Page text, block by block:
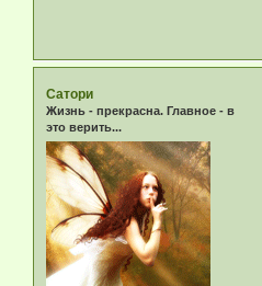
Сатори
Жизнь - прекрасна. Главное - в
это верить...